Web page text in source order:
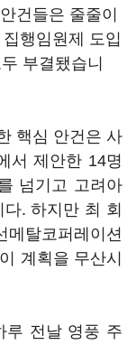
건들은 줄줄이
행임원제 도입
부결됐습니
핵심 안건은 사
서 제안한 14명
넘기고 고려아
. 하지만 최 회
메탈코퍼레이션
계획을 무산시
루 전날 영풍 주